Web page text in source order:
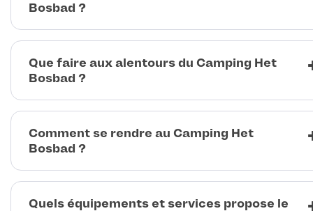
Bosbad ?
Que faire aux alentours du Camping Het
Bosbad ?
Comment se rendre au Camping Het
Bosbad ?
Quels équipements et services propose le